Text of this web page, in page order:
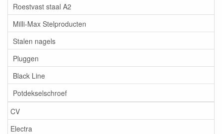
Roestvast staal A2
Milli-Max Stelproducten
Stalen nagels
Pluggen
Black Line
Potdekselschroef
CV
Electra